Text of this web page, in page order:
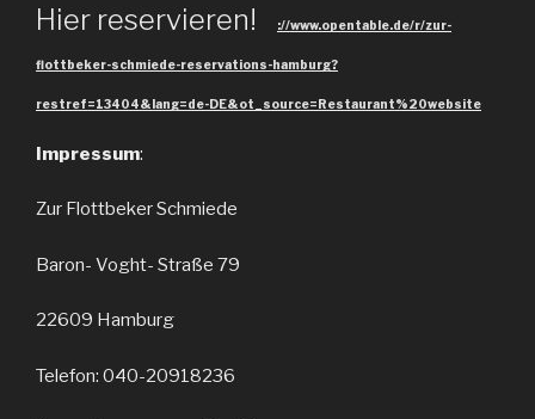
Hier reservieren! ://www.opentable.de/r/zur-
flottbeker-schmiede-reservations-hamburg?
restref=13404&lang=de-DE&ot_source=Restaurant%20website
Impressum:
Zur Flottbeker Schmiede
Baron- Voght- Straße 79
22609 Hamburg
Telefon: 040-20918236